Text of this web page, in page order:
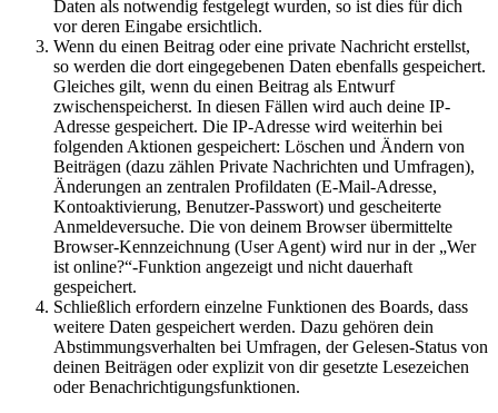
Daten als notwendig festgelegt wurden, so ist dies für dich
vor deren Eingabe ersichtlich.
Wenn du einen Beitrag oder eine private Nachricht erstellst,
so werden die dort eingegebenen Daten ebenfalls gespeichert.
Gleiches gilt, wenn du einen Beitrag als Entwurf
zwischenspeicherst. In diesen Fällen wird auch deine IP-
Adresse gespeichert. Die IP-Adresse wird weiterhin bei
folgenden Aktionen gespeichert: Löschen und Ändern von
Beiträgen (dazu zählen Private Nachrichten und Umfragen),
Änderungen an zentralen Profildaten (E-Mail-Adresse,
Kontoaktivierung, Benutzer-Passwort) und gescheiterte
Anmeldeversuche. Die von deinem Browser übermittelte
Browser-Kennzeichnung (User Agent) wird nur in der „Wer
ist online?“-Funktion angezeigt und nicht dauerhaft
gespeichert.
Schließlich erfordern einzelne Funktionen des Boards, dass
weitere Daten gespeichert werden. Dazu gehören dein
Abstimmungsverhalten bei Umfragen, der Gelesen-Status von
deinen Beiträgen oder explizit von dir gesetzte Lesezeichen
oder Benachrichtigungsfunktionen.